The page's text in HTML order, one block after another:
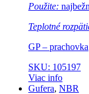
Použite:
Teplotné
GP – prachovka
SKU: 105197
Viac info
Gufera, NBR